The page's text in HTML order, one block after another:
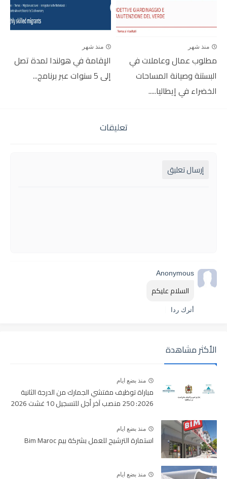
منذ شهر
مطلوب عمال وعاملات في
البستنة وصيانة المساحات
الخضراء في إيطاليا.....
منذ شهر
الإقامة في هولندا لمدة تصل
إلى 5 سنوات عبر برنامج...
تعليقات
إرسال تعليق
Anonymous
السلام عليكم
أترك ردا
الأكثر مشاهدة
منذ بضع ايام
مباراة توظيف مفتشي الجمارك من الدرجة الثانية
2026: 250 منصب آخر أجل للتسجيل 10 غشت 2026
منذ بضع ايام
استمارة الترشيح للعمل بشركة بيم Bim Maroc
منذ بضع ايام